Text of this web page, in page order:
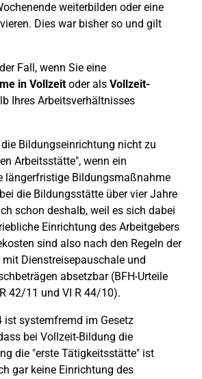
weiterbilden oder eine
Dies war bisher so und gilt
Fall, wenn Sie eine
in Vollzeitoder als Vollzeit-
Ihres Arbeitsverhältnisses
Bildungseinrichtung nicht zu
Arbeitsstätte", wenn ein
längerfristige Bildungsmaßnahme
die Bildungsstätte über vier Jahre
schon deshalb, weil es sich dabei
Einrichtung des Arbeitgebers
sind also nach den Regeln der
Dienstreisepauschale und
absetzbar (BFH-Urteile
42/11 und VI R 44/10).
ist systemfremd im Gesetz
bei Vollzeit-Bildung die
die "erste Tätigkeitsstätte" ist
gar keine Einrichtung des